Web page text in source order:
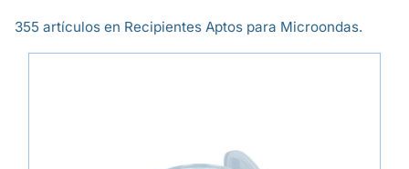
355 artículos en Recipientes Aptos para Microondas.